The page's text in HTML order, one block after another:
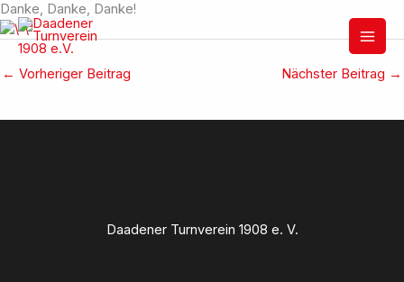
Zum
Inhalt
springen
Danke, Danke, Danke!
← Vorheriger Beitrag Nächster Beitrag →
Daadener Turnverein 1908 e. V.